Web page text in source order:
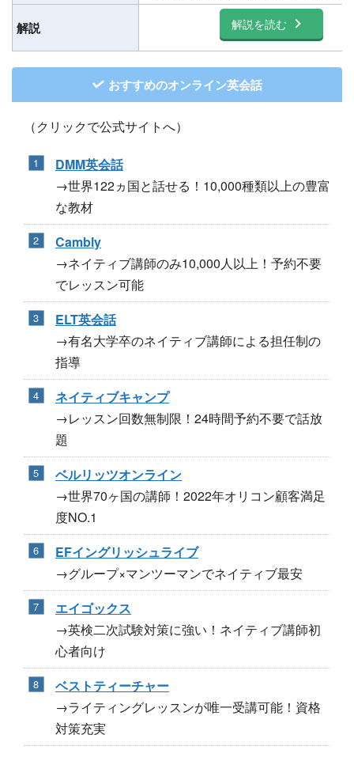
解説 解説を読む
おすすめのオンライン英会話
（クリックで公式サイトへ）
DMM英会話
→世界122ヵ国と話せる！10,000種類以上の豊富
な教材
Cambly
→ネイティブ講師のみ10,000人以上！予約不要
でレッスン可能
ELT英会話
→有名大学卒のネイティブ講師による担任制の
指導
ネイティブキャンプ
→レッスン回数無制限！24時間予約不要で話放
題
ベルリッツオンライン
→世界70ヶ国の講師！2022年オリコン顧客満足
度NO.1
EFイングリッシュライブ
→グループ×マンツーマンでネイティブ最安
エイゴックス
→英検二次試験対策に強い！ネイティブ講師初
心者向け
ベストティーチャー
→ライティングレッスンが唯一受講可能！資格
対策充実